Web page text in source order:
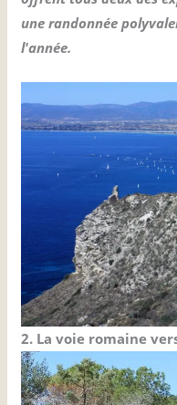
une randonnée
l'année.
2. La voie romaine